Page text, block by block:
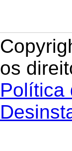
os
Política